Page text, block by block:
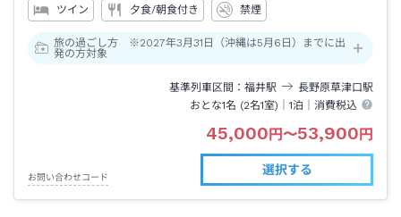
ツイン 夕食/朝食付き 禁煙
旅の過ごし方 ※2027年3月31日（沖縄は5月6日）までに出
発の方対象
基準列車区間 福井駅 長野原草津口駅
おとな1名 (2名1室)｜1泊 ｜消費税込
45,000円〜53,900円
お問い合わせコード
選択する